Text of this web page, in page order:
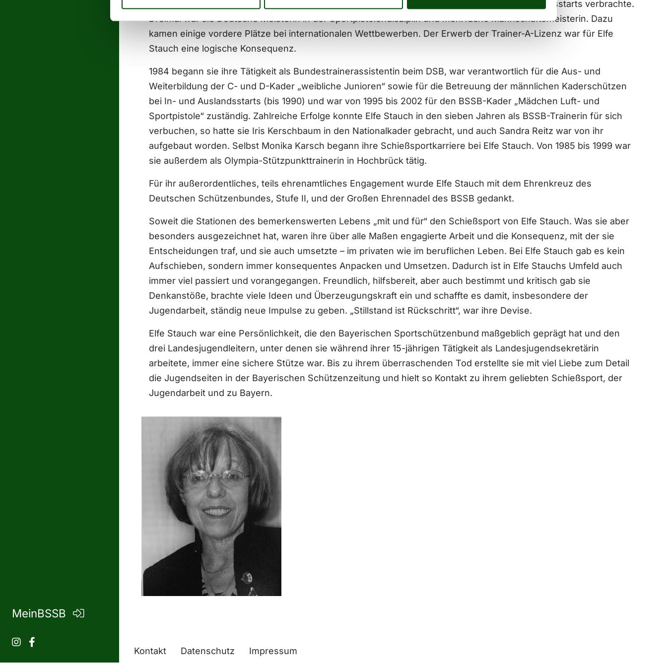
MeinBSSB
Pistolenschützin, wovon sie sieben Jahre in der Nationalmannschaft mit vielen In- und Auslandsstarts verbrachte.
Dreimal war sie Deutsche Meisterin in der Sportpistolendisziplin und mehrfache Mannschaftsmeisterin. Dazu
kamen einige vordere Plätze bei internationalen Wettbewerben. Der Erwerb der Trainer-A-Lizenz war für Elfe
Stauch eine logische Konsequenz.
1984 begann sie ihre Tätigkeit als Bundestrainerassistentin beim DSB, war verantwortlich für die Aus- und
Weiterbildung der C- und D-Kader „weibliche Junioren“ sowie für die Betreuung der männlichen Kaderschützen
bei In- und Auslandsstarts (bis 1990) und war von 1995 bis 2002 für den BSSB-Kader „Mädchen Luft- und
Sportpistole“ zuständig. Zahlreiche Erfolge konnte Elfe Stauch in den sieben Jahren als BSSB-Trainerin für sich
verbuchen, so hatte sie Iris Kerschbaum in den Nationalkader gebracht, und auch Sandra Reitz war von ihr
aufgebaut worden. Selbst Monika Karsch begann ihre Schießsportkarriere bei Elfe Stauch. Von 1985 bis 1999 war
sie außerdem als Olympia-Stützpunkttrainerin in Hochbrück tätig.
Für ihr außerordentliches, teils ehrenamtliches Engagement wurde Elfe Stauch mit dem Ehrenkreuz des
Deutschen Schützenbundes, Stufe II, und der Großen Ehrennadel des BSSB gedankt.
Soweit die Stationen des bemerkenswerten Lebens „mit und für“ den Schießsport von Elfe Stauch. Was sie aber
besonders ausgezeichnet hat, waren ihre über alle Maßen engagierte Arbeit und die Konsequenz, mit der sie
Entscheidungen traf, und sie auch umsetzte – im privaten wie im beruflichen Leben. Bei Elfe Stauch gab es kein
Aufschieben, sondern immer konsequentes Anpacken und Umsetzen. Dadurch ist in Elfe Stauchs Umfeld auch
immer viel passiert und vorangegangen. Freundlich, hilfsbereit, aber auch bestimmt und kritisch gab sie
Denkanstöße, brachte viele Ideen und Überzeugungskraft ein und schaffte es damit, insbesondere der
Jugendarbeit, ständig neue Impulse zu geben. „Stillstand ist Rückschritt“, war ihre Devise.
Elfe Stauch war eine Persönlichkeit, die den Bayerischen Sportschützenbund maßgeblich geprägt hat und den
drei Landesjugendleitern, unter denen sie während ihrer 15-jährigen Tätigkeit als Landesjugendsekretärin
arbeitete, immer eine sichere Stütze war. Bis zu ihrem überraschenden Tod erstellte sie mit viel Liebe zum Detail
die Jugendseiten in der Bayerischen Schützenzeitung und hielt so Kontakt zu ihrem geliebten Schießsport, der
Jugendarbeit und zu Bayern.
Kontakt Datenschutz Impressum